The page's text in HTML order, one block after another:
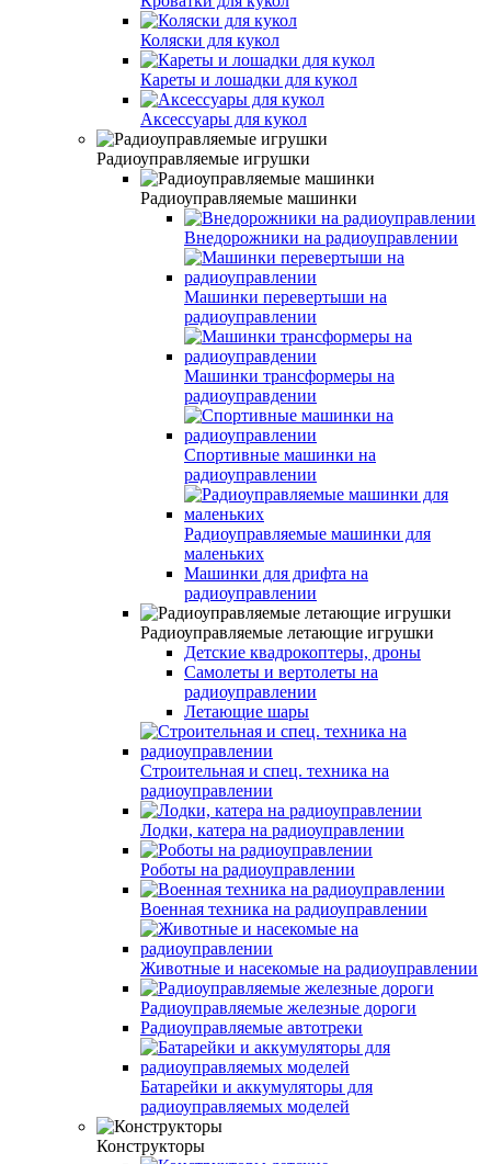
Коляски для кукол
Кареты и лошадки для кукол
Аксессуары для кукол
Радиоуправляемые игрушки
Радиоуправляемые машинки
Внедорожники на радиоуправлении
Машинки перевертыши на
радиоуправлении
Машинки трансформеры на
радиоуправдении
Спортивные машинки на
радиоуправлении
Радиоуправляемые машинки для
маленьких
Машинки для дрифта на
радиоуправлении
Радиоуправляемые летающие игрушки
Детские квадрокоптеры, дроны
Самолеты и вертолеты на
радиоуправлении
Летающие шары
Строительная и спец. техника на
радиоуправлении
Лодки, катера на радиоуправлении
Роботы на радиоуправлении
Военная техника на радиоуправлении
Животные и насекомые на радиоуправлении
Радиоуправляемые железные дороги
Радиоуправляемые автотреки
Батарейки и аккумуляторы для
радиоуправляемых моделей
Конструкторы